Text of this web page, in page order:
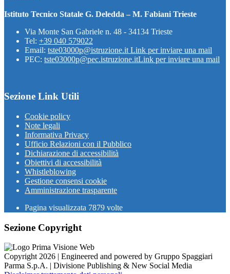
Istituto Tecnico Statale G. Deledda – M. Fabiani Trieste
Via Monte San Gabriele n. 48 - 34134 Trieste
Tel: +39 040 579022
Email: tste03000p@istruzione.it Link per inviare una mail
PEC: tste03000p@pec.istruzione.itLink per inviare una mail
Sezione Link Utili
Cookie policy
Note legali
Informativa Privacy
Ufficio Relazioni con il Pubblico
Dichiarazione di accessibilità
Obiettivi di accessibilità
Whistleblowing
Gestione consensi cookie
Amministrazione trasparente
Pagina visualizzata 7879 volte
Sezione Copyright
Copyright 2026 | Engineered and powered by Gruppo Spaggiari
Parma S.p.A. | Divisione Publishing & New Social Media